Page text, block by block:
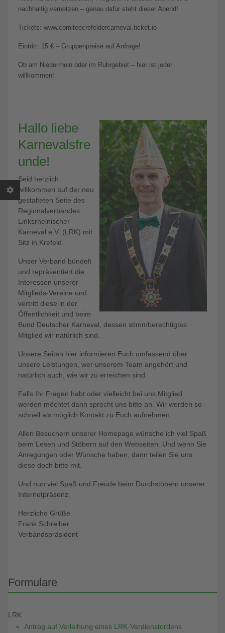
nachhaltig vernetzen – genau dafür steht dieser Abend!
Tickets: www.comiteecrefeldercarneval.ticket.io
Eintritt: 15 € – Gruppenpreise auf Anfrage!
Ob am Niederrhein oder im Ruhrgebiet – hier ist jeder
willkommen!
Hallo liebe
Karnevalsfre
unde!
Seid herzlich
willkommen auf der neu
gestalteten Seite des
Regionalverbandes
Linksrheinischer
Karneval e.V. (LRK) mit
Sitz in Krefeld.
Unser Verband bündelt
und repräsentiert die
Interessen unserer
Mitglieds-Vereine und
vertritt diese in der
Öffentlichkeit und beim
Bund Deutscher Karneval, dessen stimmberechtigtes
Mitglied wir natürlich sind.
Unsere Seiten hier informieren Euch umfassend über
unsere Leistungen, wer unserem Team angehört und
natürlich auch, wie wir zu erreichen sind.
Falls Ihr Fragen habt oder vielleicht bei uns Mitglied
werden möchtet dann sprecht uns bitte an. Wir werden so
schnell als möglich Kontakt zu Euch aufnehmen.
Allen Besuchern unserer Homepage wünsche ich viel Spaß
beim Lesen und Stöbern auf den Webseiten. Und wenn Sie
Anregungen oder Wünsche haben, dann teilen Sie uns
diese doch bitte mit.
Und nun viel Spaß und Freude beim Durchstöbern unserer
Internetpräsenz.
Herzliche Grüße
Frank Schreiber
Verbandspräsident
Formulare
LRK
Antrag auf Verleihung eines LRK-Verdienstordens